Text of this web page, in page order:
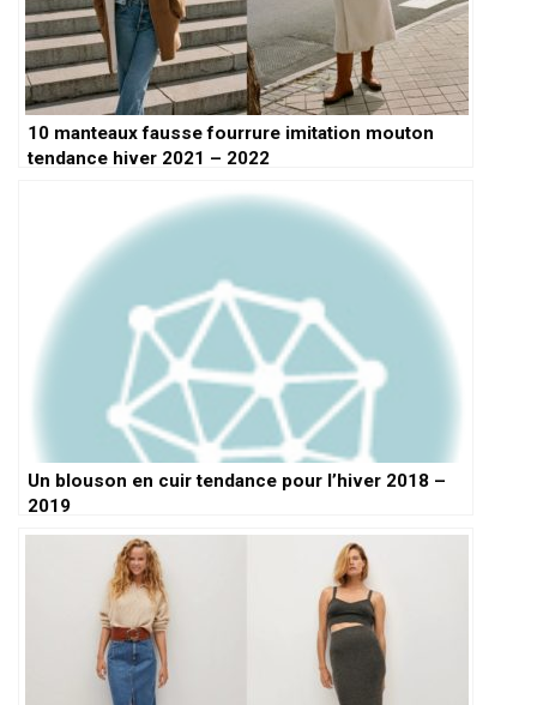
10 manteaux fausse fourrure imitation mouton
tendance hiver 2021 – 2022
Un blouson en cuir tendance pour l’hiver 2018 –
2019